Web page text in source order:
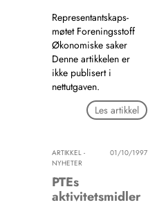
Representantskaps-
møtet Foreningsstoff
Økonomiske saker
Denne artikkelen er
ikke publisert i
nettutgaven.
Les artikkel
ARTIKKEL -
NYHETER
01/10/1997
PTEs
aktivitetsmidler